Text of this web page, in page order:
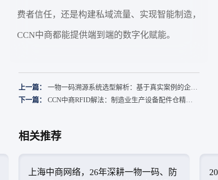
费者信任，还是构建私域流量、实现智能制造，
CCN中商都能提供端到端的数字化赋能。
上一篇：
一物一码溯源系统选型解析：基于真实案例的企业
决策参考（2026）
下一篇：
CCN中商RFID解法：制造业生产设备配件仓精细
相关推荐
上海中商网络，26年深耕一物一码、防